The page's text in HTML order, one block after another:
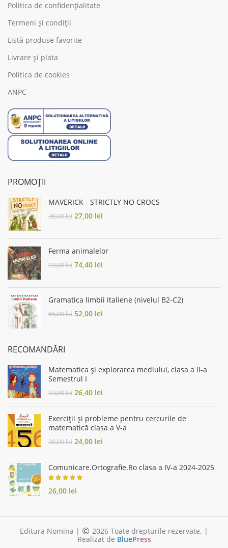
Politica de confidențialitate
Termeni și condiții
Listă produse favorite
Livrare și plata
Politica de cookies
ANPC
PROMOȚII
MAVERICK - STRICTLY NO CROCS
36,00lei Original
27,00 lei
Ferma animalelor
93,00lei Original
74,40 lei
Gramatica limbii italiene (nivelul B2-C2)
65,00lei Original
52,00 lei
RECOMANDĂRI
Matematica și explorarea mediului, clasa a II-a
Semestrul I
33,00lei Original
33,00 lei.
26,40 lei
26,40 lei.
Exerciții și probleme pentru cercurile de
matematică clasa a V-a
30,00lei Original
30,00 lei.
24,00 lei
24,00 lei.
Comunicare.Ortografie.Ro clasa a IV-a 2024-2025
26,00 lei
Editura Nomina |
2026 Toate drepturile rezervate. |
Realizat de BluePress